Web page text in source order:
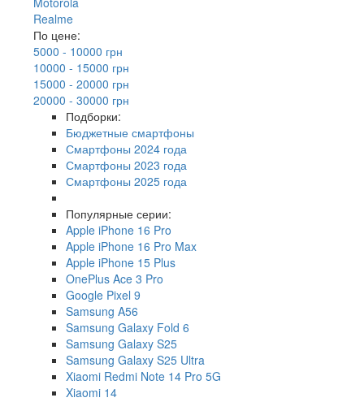
Realme
По цене:
5000 - 10000 грн
10000 - 15000 грн
15000 - 20000 грн
20000 - 30000 грн
Подборки:
Бюджетные смартфоны
Смартфоны 2024 года
Смартфоны 2023 года
Смартфоны 2025 года
Популярные серии:
Apple iPhone 16 Pro
Apple iPhone 16 Pro Max
Apple iPhone 15 Plus
OnePlus Ace 3 Pro
Google Pixel 9
Samsung A56
Samsung Galaxy Fold 6
Samsung Galaxy S25
Samsung Galaxy S25 Ultra
Xiaomi Redmi Note 14 Pro 5G
Xiaomi 14